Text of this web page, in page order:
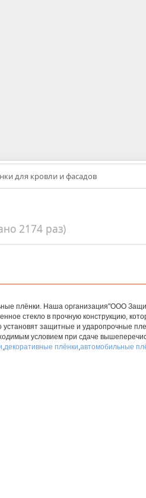
для кровли и фасадов
2174 раз)
плёнки. Наша организация"ООО
стекло в прочную конструкцию,
защитные и ударопрочные
условием при сдаче
,декоративные плёнки,автомобильные